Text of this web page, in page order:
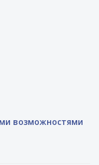
возможностями